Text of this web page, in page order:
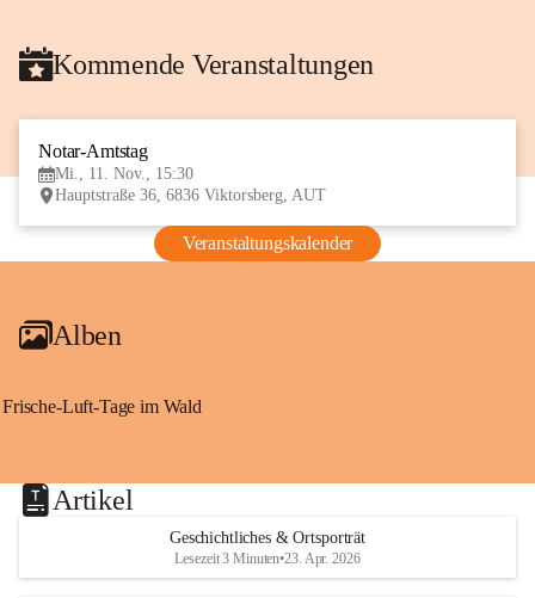
Kommende Veranstaltungen
Notar-Amtstag
Mi., 11. Nov., 15:30
Hauptstraße 36, 6836 Viktorsberg, AUT
Veranstaltungskalender
Alben
Frische-Luft-Tage im Wald
Artikel
Geschichtliches & Ortsporträt
Lesezeit 3 Minuten•23. Apr. 2026